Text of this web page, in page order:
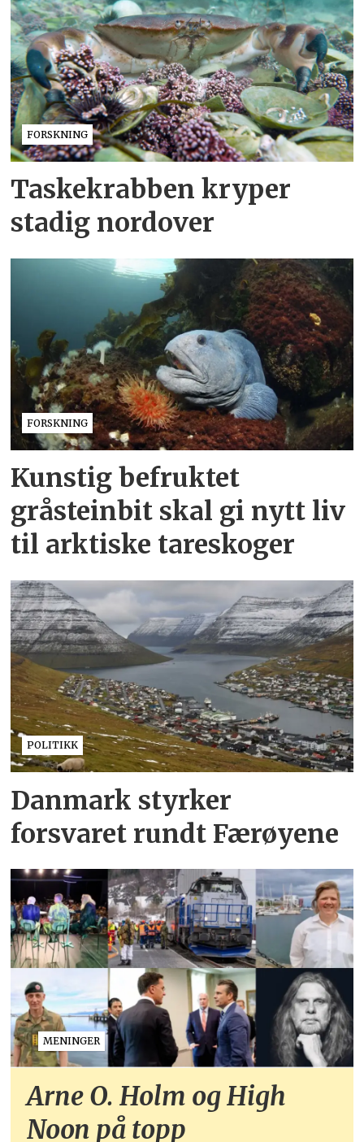
FORSKNING
Taskekrabben kryper
stadig nordover
FORSKNING
Kunstig befruktet
gråsteinbit skal gi nytt liv
til arktiske tareskoger
POLITIKK
Danmark styrker
forsvaret rundt Færøyene
MENINGER
Arne O. Holm og High
Noon på topp